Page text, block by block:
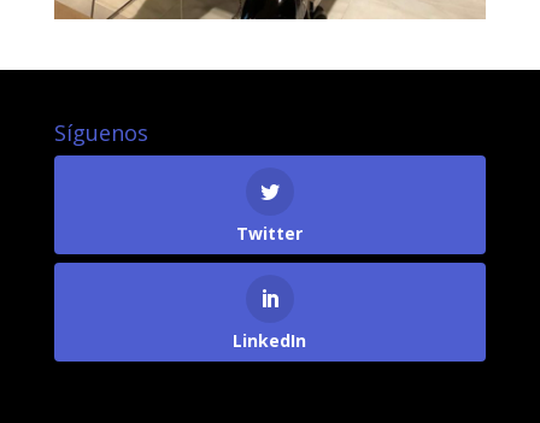
Síguenos
Twitter
LinkedIn